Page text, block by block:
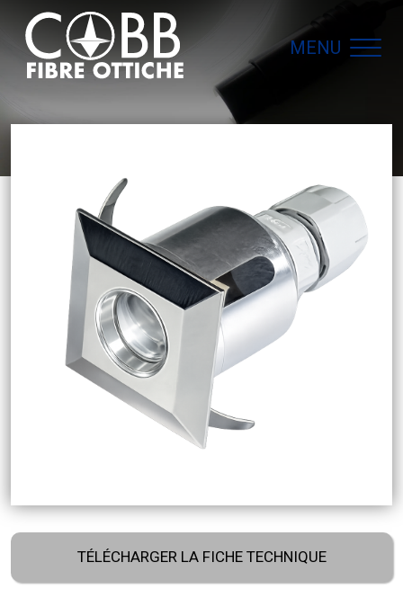
Navigation principale MENU
TÉLÉCHARGER LA FICHE TECHNIQUE